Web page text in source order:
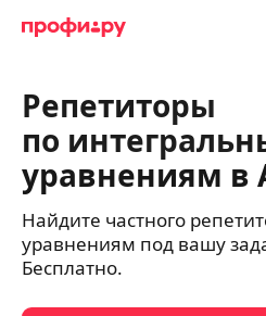
Репетиторы
по
уравнениям в
Найдите частного
уравнениям под вашу
Бесплатно.